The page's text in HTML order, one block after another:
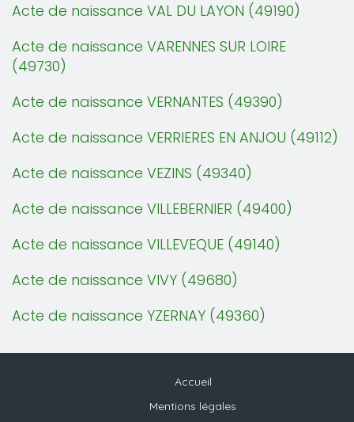
Acte de naissance VAL DU LAYON (49190)
Acte de naissance VARENNES SUR LOIRE
(49730)
Acte de naissance VERNANTES (49390)
Acte de naissance VERRIERES EN ANJOU (49112)
Acte de naissance VEZINS (49340)
Acte de naissance VILLEBERNIER (49400)
Acte de naissance VILLEVEQUE (49140)
Acte de naissance VIVY (49680)
Acte de naissance YZERNAY (49360)
Accueil
Mentions légales